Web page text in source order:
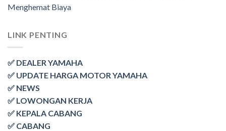
Menghemat Biaya
LINK PENTING
✅ DEALER YAMAHA
✅ UPDATE HARGA MOTOR YAMAHA
✅ NEWS
✅ LOWONGAN KERJA
✅ KEPALA CABANG
✅ CABANG